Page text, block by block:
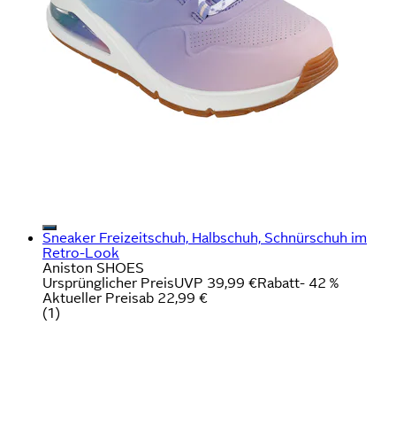
Sneaker Freizeitschuh, Halbschuh, Schnürschuh im
Retro-Look
Aniston SHOES
Ursprünglicher PreisUVP 39,99 €Rabatt- 42 %
Aktueller Preisab 22,99 €
(1)